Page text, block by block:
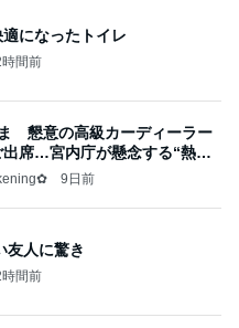
になったトイレ
間前
ま 懇意の高級カーディーラー
席…宮内庁が懸念する“熱心
9日前
友人に驚き
時間前